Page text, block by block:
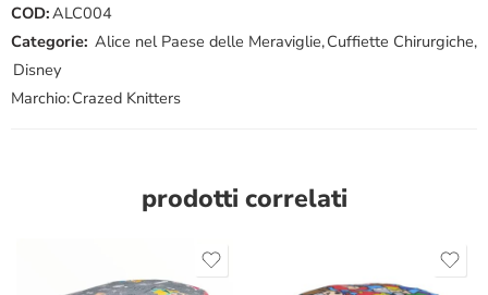
COD:ALC004
Categorie: Alice nel Paese delle Meraviglie,Cuffiette Chirurgiche,
Disney
Marchio:Crazed Knitters
prodotti correlati